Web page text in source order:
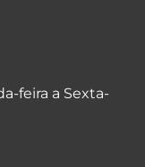
feira a Sexta-